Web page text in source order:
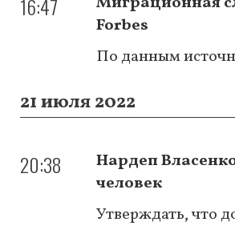
16:47
Forbes
По данным
21 июля 2022
20:38
Нардеп
человек
Утверждать, что